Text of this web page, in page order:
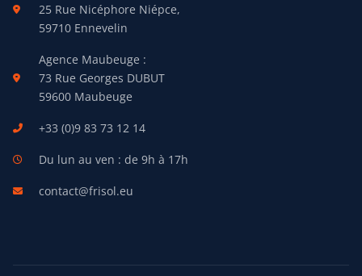
25 Rue Nicéphore Niépce,
59710 Ennevelin
Agence Maubeuge :
73 Rue Georges DUBUT
59600 Maubeuge
+33 (0)9 83 73 12 14
Du lun au ven : de 9h à 17h
contact@frisol.eu